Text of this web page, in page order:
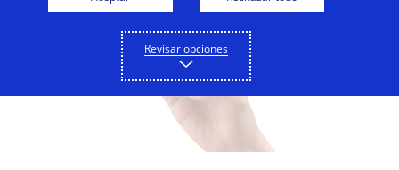
Revisar opciones